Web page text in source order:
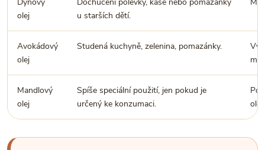
olej
u starších dětí.
Avokádový
olej
Studená kuchyně, zelenina, pomazánky.
Mandlový
olej
Spíše speciální použití, jen pokud je
určený ke konzumaci.